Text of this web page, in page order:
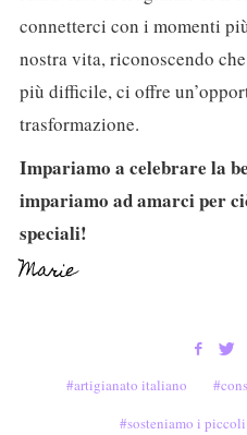
connetterci con i momenti
nostra vita, riconoscendo
più difficile, ci offre
trasformazione.
Impariamo a celebrare la
impariamo ad amarci per
speciali!
Marie
artigianato italiano
sosteniamo i